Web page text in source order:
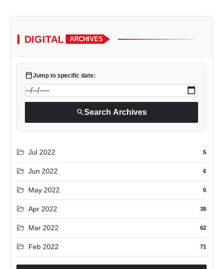
DIGITAL ARCHIVES
calendar_todayJump to specific date:
searchSearch Archives
folder_open Jul 2022 5
folder_open Jun 2022 6
folder_open May 2022 6
folder_open Apr 2022 38
folder_open Mar 2022 62
folder_open Feb 2022 71